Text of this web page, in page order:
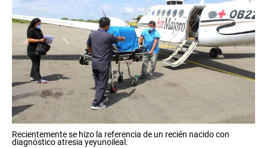
Recientemente se hizo la referencia de un recién nacido con
diagnóstico atresia yeyunoileal.